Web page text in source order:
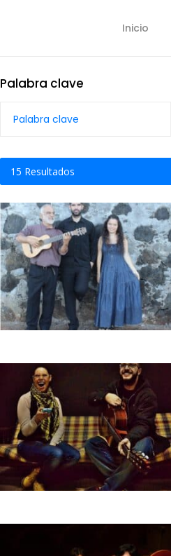
Inicio
Palabra clave
15 Resultados